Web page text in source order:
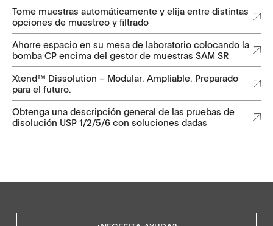
Tome muestras automáticamente y elija entre distintas
opciones de muestreo y filtrado
Ahorre espacio en su mesa de laboratorio colocando la
bomba CP encima del gestor de muestras SAM SR
Xtend™ Dissolution – Modular. Ampliable. Preparado
para el futuro.
Obtenga una descripción general de las pruebas de
disolución USP 1/2/5/6 con soluciones dadas